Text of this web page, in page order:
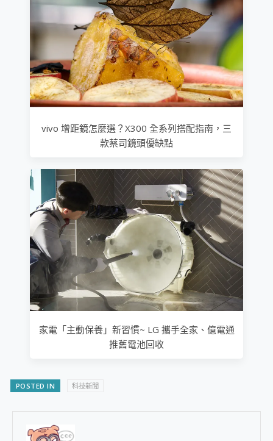
vivo 增距鏡怎麼選？X300 全系列搭配指南，三
款蔡司鏡頭優缺點
家電「主動保養」新習慣~ LG 攜手全家、億電通
推舊電池回收
POSTED IN 科技新聞